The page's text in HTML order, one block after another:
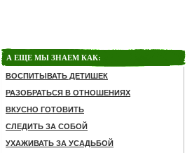
А ЕЩЕ МЫ ЗНАЕМ КАК:
ВОСПИТЫВАТЬ ДЕТИШЕК
РАЗОБРАТЬСЯ В ОТНОШЕНИЯХ
ВКУСНО ГОТОВИТЬ
СЛЕДИТЬ ЗА СОБОЙ
УХАЖИВАТЬ ЗА УСАДЬБОЙ